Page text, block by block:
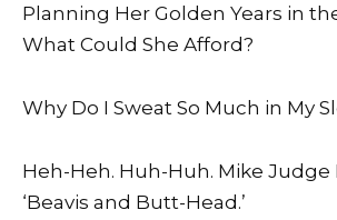
Planning Her Golden Years in
What Could She Afford?
Why Do I Sweat So Much in My
Heh-Heh. Huh-Huh. Mike Judge
‘Beavis and Butt-Head.’